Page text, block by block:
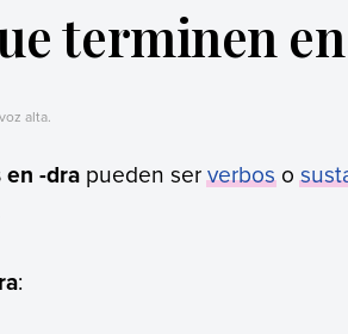
terminen
alta.
en -drapueden serverboso
: